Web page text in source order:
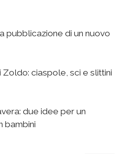
pubblicazione di un nuovo
Zoldo: ciaspole, sci e slittini
due idee per un
bambini